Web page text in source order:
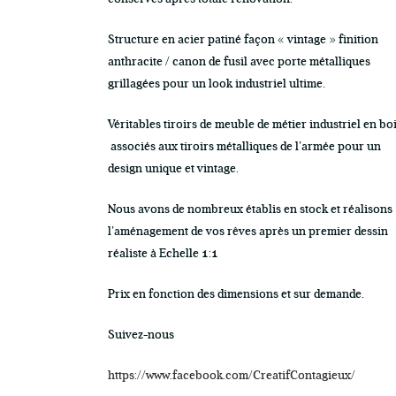
Structure en acier patiné façon « vintage » finition
anthracite / canon de fusil avec porte métalliques
grillagées pour un look industriel ultime.
Véritables tiroirs de meuble de métier industriel en
associés aux tiroirs métalliques de l’arméepour un
design unique et vintage.
Nous avons de nombreux établis en stock et réalisons
l’aménagement de vos rêves après un premier dessin
réaliste à Echelle 1:1
Prix en fonction des dimensions et sur demande.
Suivez-nous
https://www.facebook.com/CreatifContagieux/